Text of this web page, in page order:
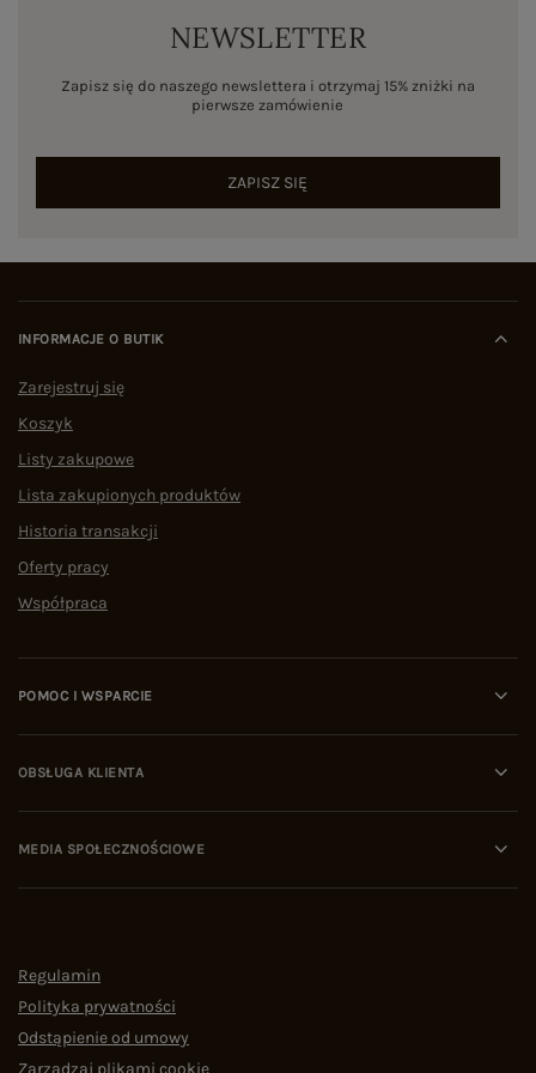
NEWSLETTER
Zapisz się do naszego newslettera i otrzymaj 15% zniżki na
pierwsze zamówienie
ZAPISZ SIĘ
INFORMACJE O BUTIK
Zarejestruj się
Koszyk
Listy zakupowe
Lista zakupionych produktów
Historia transakcji
Oferty pracy
Współpraca
POMOC I WSPARCIE
OBSŁUGA KLIENTA
MEDIA SPOŁECZNOŚCIOWE
Regulamin
Polityka prywatności
Odstąpienie od umowy
Zarządzaj plikami cookie